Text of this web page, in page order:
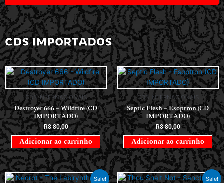
CDS IMPORTADOS
CDS INTERNACIONAIS
Destroyer 666 – Wildfire (CD
IMPORTADO)
R$80,00
Adicionar ao carrinho
CDS INTERNACIONAIS
Septic Flesh – Esoptron (CD
IMPORTADO)
R$80,00
Adicionar ao carrinho
Sale! Sale!